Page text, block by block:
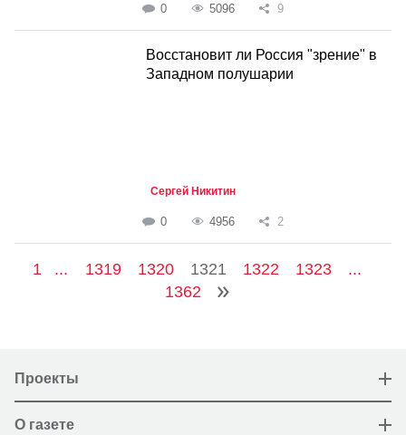
0 5096 9
Восстановит ли Россия "зрение" в
Западном полушарии
Сергей Никитин
0 4956 2
1 ... 1319 1320 1321 1322 1323
...
1362
Проекты
О газете